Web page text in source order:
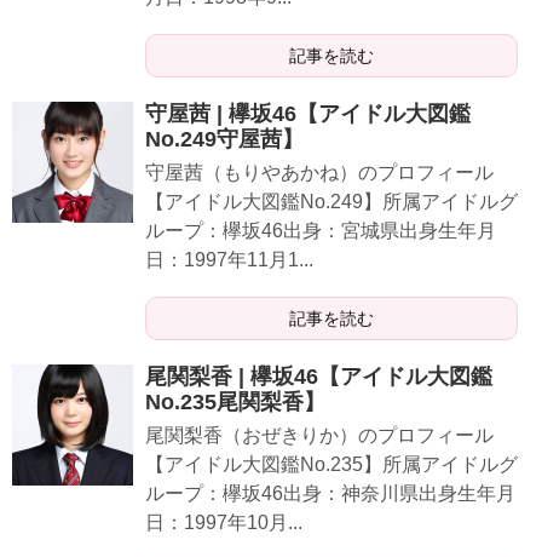
記事を読む
守屋茜 | 欅坂46【アイドル大図鑑
No.249守屋茜】
守屋茜（もりやあかね）のプロフィール
【アイドル大図鑑No.249】所属アイドルグ
ループ：欅坂46出身：宮城県出身生年月
日：1997年11月1...
記事を読む
尾関梨香 | 欅坂46【アイドル大図鑑
No.235尾関梨香】
尾関梨香（おぜきりか）のプロフィール
【アイドル大図鑑No.235】所属アイドルグ
ループ：欅坂46出身：神奈川県出身生年月
日：1997年10月...